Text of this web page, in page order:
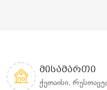
ᲛᲘᲡᲐᲛᲐᲠᲗᲘ
ქუთაისი,